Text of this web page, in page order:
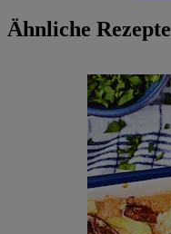
Ähnliche Rezepte